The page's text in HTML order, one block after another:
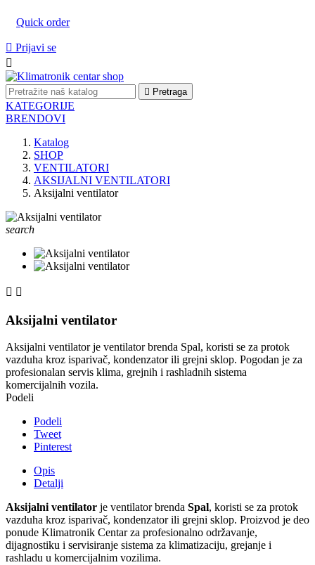
Quick order
 Prijavi se

 Pretraga
KATEGORIJE
BRENDOVI
Katalog
SHOP
VENTILATORI
AKSIJALNI VENTILATORI
Aksijalni ventilator
search
 
Aksijalni ventilator
Aksijalni ventilator je ventilator brenda Spal, koristi se za protok
vazduha kroz isparivač, kondenzator ili grejni sklop. Pogodan je za
profesionalan servis klima, grejnih i rashladnih sistema
komercijalnih vozila.
Podeli
Podeli
Tweet
Pinterest
Opis
Detalji
Aksijalni ventilator je ventilator brenda Spal, koristi se za protok
vazduha kroz isparivač, kondenzator ili grejni sklop. Proizvod je deo
ponude Klimatronik Centar za profesionalno održavanje,
dijagnostiku i servisiranje sistema za klimatizaciju, grejanje i
rashladu u komercijalnim vozilima.